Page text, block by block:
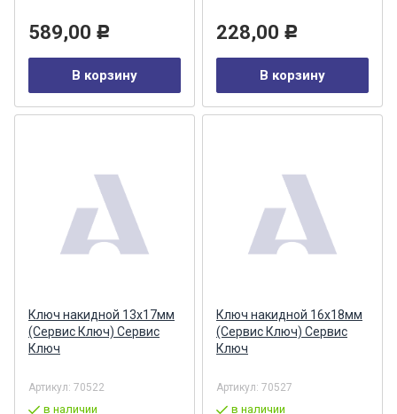
589,00 Р
В корзину
228,00 Р
В корзину
Ключ накидной 13х17мм
(Сервис Ключ) Сервис
Ключ
Артикул: 70522
в наличии
Ключ накидной 16х18мм
(Сервис Ключ) Сервис
Ключ
Артикул: 70527
в наличии